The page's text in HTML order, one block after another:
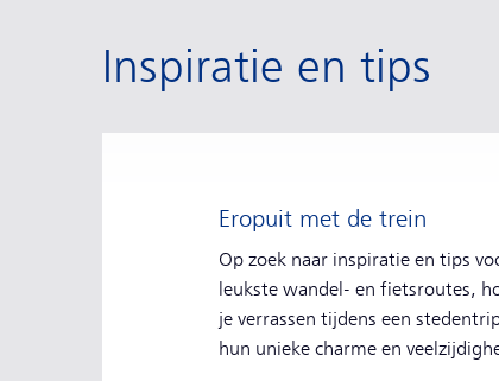
Inspiratie en tips
Eropuit met de trein
Op zoek naar inspiratie en tips
leukste wandel- en fietsroutes,
je verrassen tijdens een
hun unieke charme en